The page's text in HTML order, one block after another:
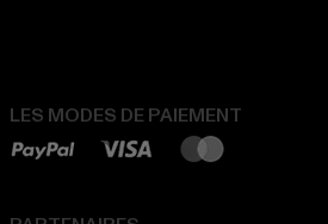
LES MODES DE PAIEMENT